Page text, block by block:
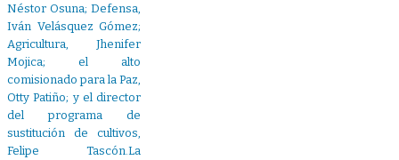
Néstor Osuna; Defensa,
Iván Velásquez Gómez;
Agricultura, Jhenifer
Mojica; el alto
comisionado para la Paz,
Otty Patiño; y el director
del programa de
sustitución de cultivos,
Felipe Tascón.La